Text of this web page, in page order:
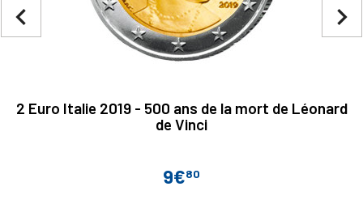
2 Euro Italie 2019 - 500 ans de la mort de Léonard
de Vinci
Prix
9€80
navigate_next
navigate_before